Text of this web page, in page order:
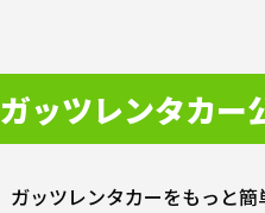
ガッツレンタカー
ガッツレンタカーをもっと簡